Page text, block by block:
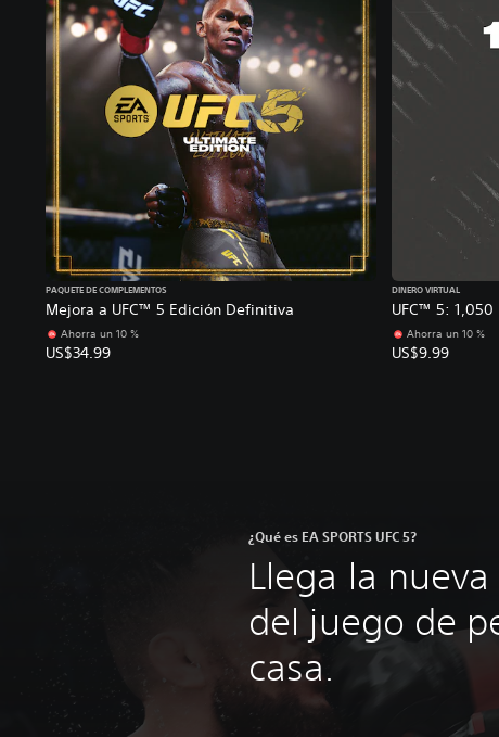
Mejora a UFC™ 5 Edición Definitiva
PAQUETE DE COMPLEMENTOS
Ahorra un 10 %
US$34.99
UFC™ 5: 1,050
DINERO VIRTUAL
Ahorra un 10 %
US$9.99
¿Qué es EA SPORTS UFC 5?
Llega la
del juego de
casa.